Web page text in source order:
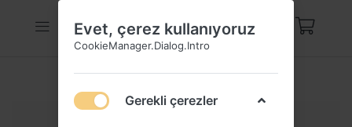
Evet, çerez kullanıyoruz
CookieManager.Dialog.Intro
Gerekli çerezler